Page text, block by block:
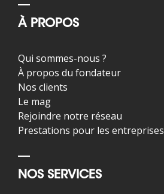
À PROPOS
Qui sommes-nous ?
À propos du fondateur
Nos clients
Le mag
Rejoindre notre réseau
Prestations pour les entreprises
NOS SERVICES